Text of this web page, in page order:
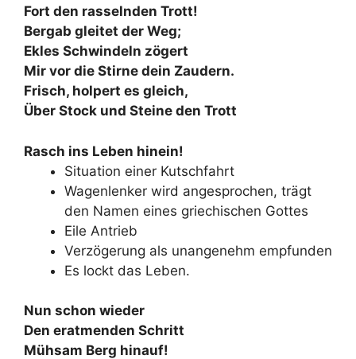
Fort den rasselnden Trott!
Bergab gleitet der Weg;
Ekles Schwindeln zögert
Mir vor die Stirne dein Zaudern.
Frisch, holpert es gleich,
Über Stock und Steine den Trott
Rasch ins Leben hinein!
Situation einer Kutschfahrt
Wagenlenker wird angesprochen, trägt
den Namen eines griechischen Gottes
Eile Antrieb
Verzögerung als unangenehm empfunden
Es lockt das Leben.
Nun schon wieder
Den eratmenden Schritt
Mühsam Berg hinauf!